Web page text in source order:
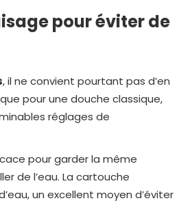
pour éviter de
, il ne convient pourtant pas d’en
pour une douche classique,
réglages de
pour garder la même
de l’eau. La cartouche
un excellent moyen d’éviter